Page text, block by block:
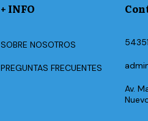
+ INFO
SOBRE NOSOTROS
PREGUNTAS FRECUENTES
Av.